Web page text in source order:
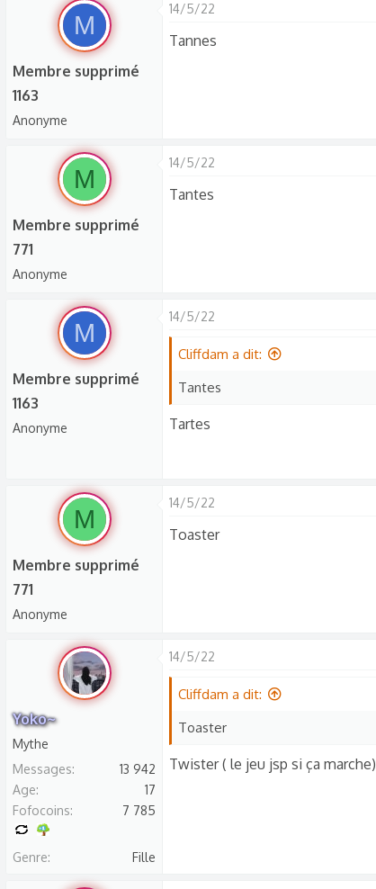
M
Membre supprimé
1163
Anonyme
14/5/22
Tannes
M
Membre supprimé
771
Anonyme
14/5/22
Tantes
M
Membre supprimé
1163
Anonyme
14/5/22
Cliffdam a dit:
Tantes
Tartes
M
Membre supprimé
771
Anonyme
14/5/22
Toaster
Yoko~
Mythe
Messages
13 942
Age
17
Fofocoins
7 785
Genre Fille
14/5/22
Cliffdam a dit:
Toaster
Twister ( le jeu jsp si ça marche)